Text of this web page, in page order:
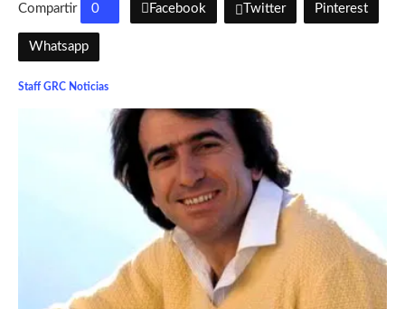
Compartir 0 Facebook Twitter Pinterest
Whatsapp
Staff GRC Noticias